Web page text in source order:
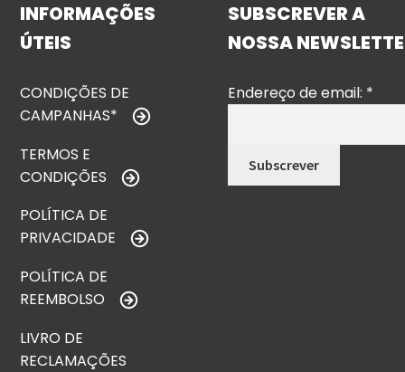
INFORMAÇÕES
ÚTEIS
CONDIÇÕES DE
CAMPANHAS*
TERMOS E
CONDIÇÕES
POLÍTICA DE
PRIVACIDADE
POLÍTICA DE
REEMBOLSO
LIVRO DE
RECLAMAÇÕES
SUBSCREVER A
NOSSA
Endereço de email: *